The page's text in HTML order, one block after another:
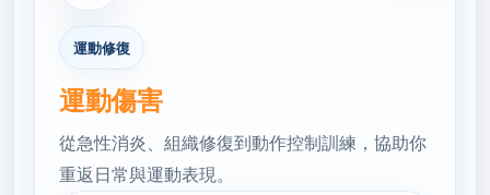
運動修復
運動傷害
從急性消炎、組織修復到動作控制訓練，協助你
重返日常與運動表現。